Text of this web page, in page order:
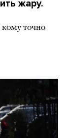
жару.
точно